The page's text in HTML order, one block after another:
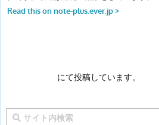
にて投稿しています。